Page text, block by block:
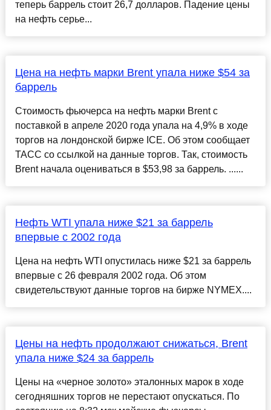
теперь баррель стоит 26,7 долларов. Падение цены
на нефть серье...
Цена на нефть марки Brent упала ниже $54 за
баррель
Стоимость фьючерса на нефть марки Brent с
поставкой в апреле 2020 года упала на 4,9% в ходе
торгов на лондонской бирже ICE. Об этом сообщает
ТАСС со ссылкой на данные торгов. Так, стоимость
Brent начала оцениваться в $53,98 за баррель. ......
Нефть WTI упала ниже $21 за баррель
впервые с 2002 года
Цена на нефть WTI опустилась ниже $21 за баррель
впервые с 26 февраля 2002 года. Об этом
свидетельствуют данные торгов на бирже NYMEX....
Цены на нефть продолжают снижаться, Brent
упала ниже $24 за баррель
Цены на «черное золото» эталонных марок в ходе
сегодняшних торгов не перестают опускаться. По